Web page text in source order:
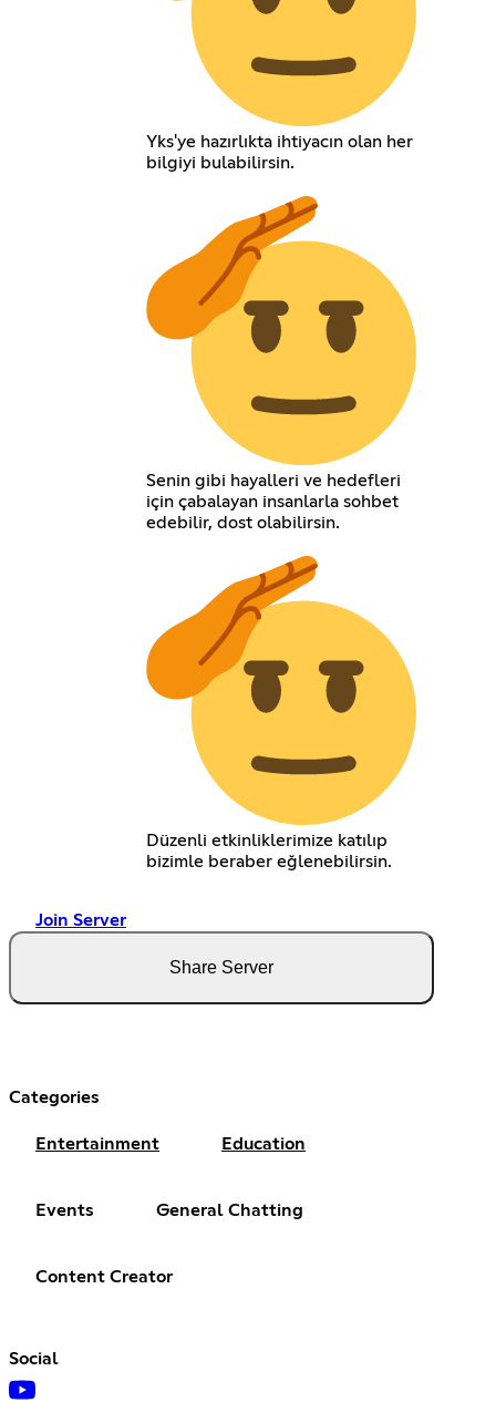
Yks'ye hazırlıkta ihtiyacın olan her
bilgiyi bulabilirsin.
Senin gibi hayalleri ve hedefleri
için çabalayan insanlarla sohbet
edebilir, dost olabilirsin.
Düzenli etkinliklerimize katılıp
bizimle beraber eğlenebilirsin.
Join Server
Share Server
Categories
Entertainment Education
Events General Chatting
Content Creator
Social